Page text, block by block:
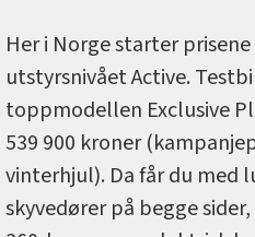
Her i Norge starter
utstyrsnivået Active.
toppmodellen Exclusive
539 900 kroner
vinterhjul). Da får du med
skyvedører på begge